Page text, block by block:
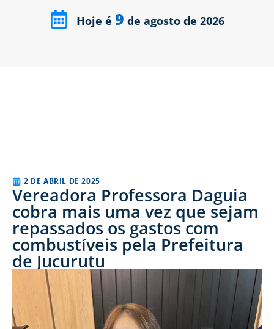
Hoje é 9 de agosto de 2026
2 DE ABRIL DE 2025
Vereadora Professora Daguia
cobra mais uma vez que sejam
repassados os gastos com
combustíveis pela Prefeitura
de Jucurutu